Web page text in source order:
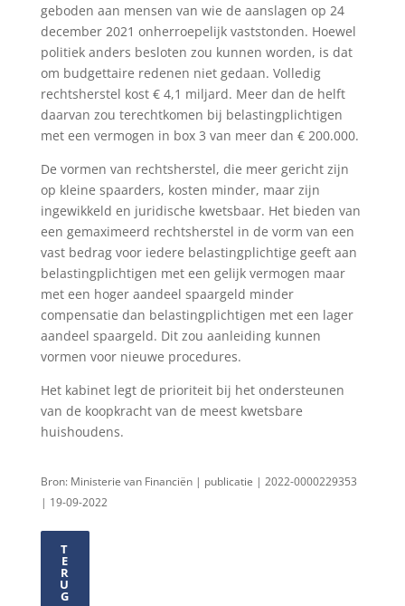
geboden aan mensen van wie de aanslagen op 24
december 2021 onherroepelijk vaststonden. Hoewel
politiek anders besloten zou kunnen worden, is dat
om budgettaire redenen niet gedaan. Volledig
rechtsherstel kost € 4,1 miljard. Meer dan de helft
daarvan zou terechtkomen bij belastingplichtigen
met een vermogen in box 3 van meer dan € 200.000.
De vormen van rechtsherstel, die meer gericht zijn
op kleine spaarders, kosten minder, maar zijn
ingewikkeld en juridische kwetsbaar. Het bieden van
een gemaximeerd rechtsherstel in de vorm van een
vast bedrag voor iedere belastingplichtige geeft aan
belastingplichtigen met een gelijk vermogen maar
met een hoger aandeel spaargeld minder
compensatie dan belastingplichtigen met een lager
aandeel spaargeld. Dit zou aanleiding kunnen
vormen voor nieuwe procedures.
Het kabinet legt de prioriteit bij het ondersteunen
van de koopkracht van de meest kwetsbare
huishoudens.
Bron: Ministerie van Financiën | publicatie | 2022-0000229353
| 19-09-2022
T
E
R
U
G